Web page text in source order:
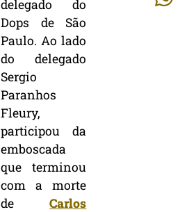
delegado do
Dops de São
Paulo. Ao lado
do delegado
Sergio
Paranhos
Fleury,
participou da
emboscada
que terminou
com a morte
deCarlos